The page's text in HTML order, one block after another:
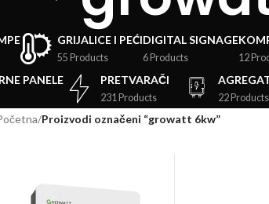
GRIJALICE I PEĆI
55 Products
DIGITAL SIGNAGE
6 Products 12
PANELE PRETVARAČI
231 Products 22 Products
/Proizvodi označeni “growatt 6kw”